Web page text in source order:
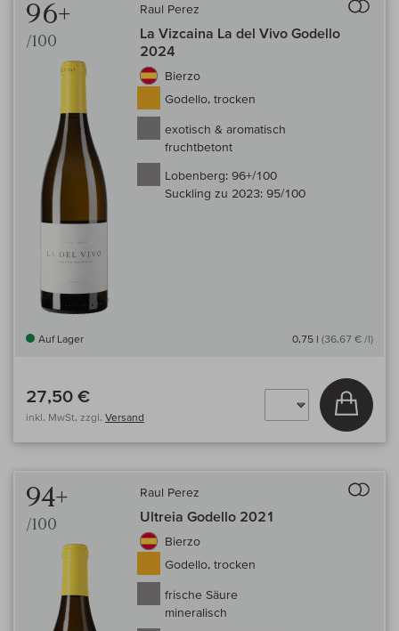
96+
/100
Raul Perez
La Vizcaina La del Vivo Godello
2024
Bierzo
Godello, trocken
exotisch & aromatisch
fruchtbetont
Lobenberg: 96+/100
Suckling zu 2023: 95/100
Auf Lager 0,75 l (36,67 € /l)
27,50 €
inkl. MwSt, zzgl. Versand
In
94+
/100
Raul Perez
Ultreia Godello 2021
Bierzo
Godello, trocken
frische Säure
mineralisch